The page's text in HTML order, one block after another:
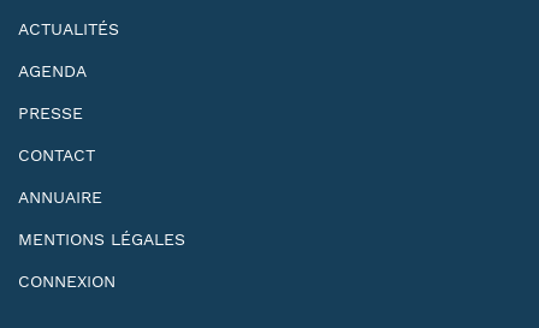
ACTUALITÉS
AGENDA
PRESSE
CONTACT
ANNUAIRE
MENTIONS LÉGALES
CONNEXION